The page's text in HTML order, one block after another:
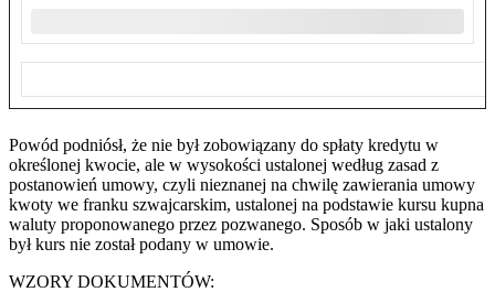
Powód podniósł, że nie był zobowiązany do spłaty kredytu w
określonej kwocie, ale w wysokości ustalonej według zasad z
postanowień umowy, czyli nieznanej na chwilę zawierania umowy
kwoty we franku szwajcarskim, ustalonej na podstawie kursu kupna
waluty proponowanego przez pozwanego. Sposób w jaki ustalony
był kurs nie został podany w umowie.
WZORY DOKUMENTÓW: